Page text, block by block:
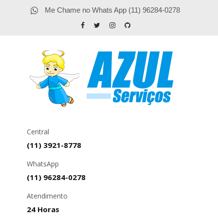
Me Chame no Whats App (11) 96284-0278
Central
(11) 3921-8778
WhatsApp
(11) 96284-0278
Atendimento
24 Horas